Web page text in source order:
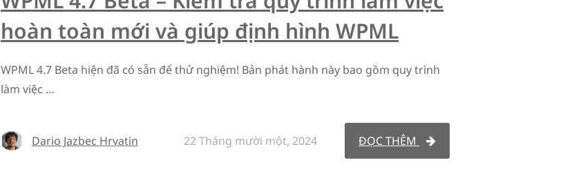
hoàn toàn mới và giúp định hình WPML
WPML 4.7 Beta hiện đã có sẵn để thử nghiệm! Bản phát hành này bao gồm quy trình
làm việc …
Dario Jazbec Hrvatin 22 Tháng mười một, 2024 ĐỌC THÊM